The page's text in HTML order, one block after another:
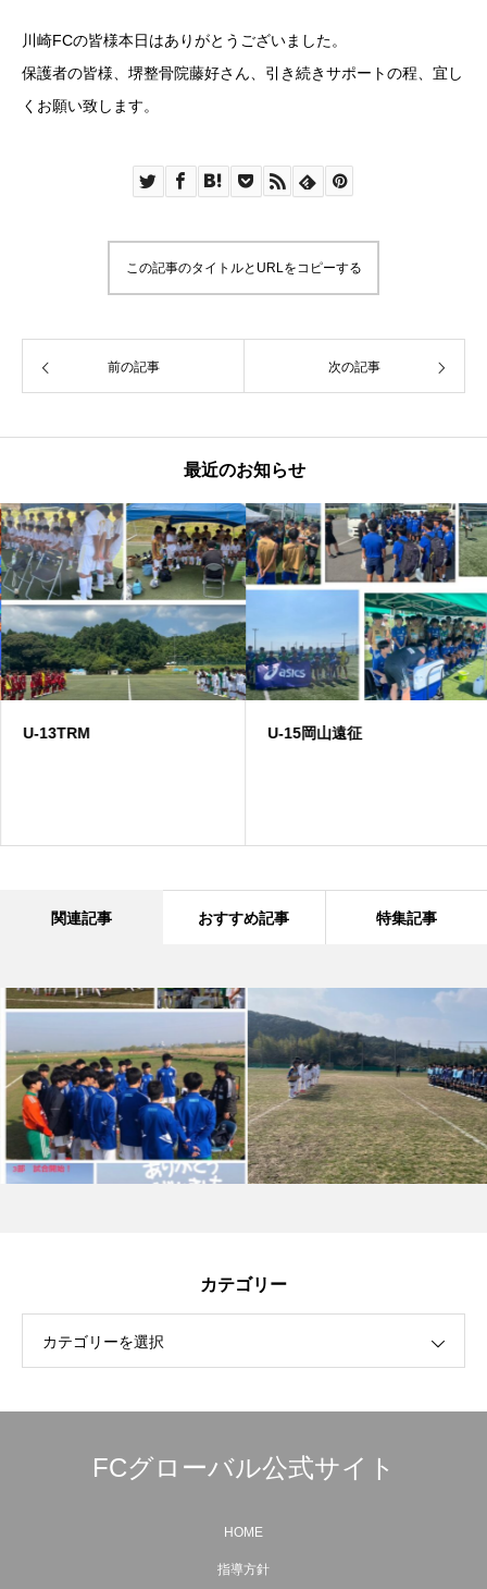
川崎FCの皆様本日はありがとうございました。
保護者の皆様、堺整骨院藤好さん、引き続きサポートの程、宜し
くお願い致します。
この記事のタイトルとURLをコピーする
前の記事 次の記事
最近のお知らせ
U-13TRM U-15岡山遠征
関連記事 おすすめ記事 特集記事
カテゴリー
カテゴリーを選択
FCグローバル公式サイト
HOME
指導方針